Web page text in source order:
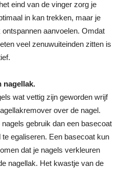
eind van de vinger zorg je
in kan trekken, maar je
aanvoelen. Omdat
veel zenuwuiteinden zitten is
nagellak.
wat vettig zijn geworden wrijf
over de nagel.
gebruik dan een basecoat
egaliseren. Een basecoat kun
dat je nagels verkleuren
nagellak. Het kwastje van de